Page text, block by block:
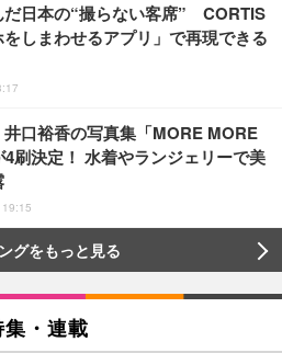
だ日本の“撮らない客席” CORTIS
しまわせるアプリ」で再現できる
口裕香の写真集「MORE MORE
刷決定！ 水着やランジェリーで美
グをもっと見る
集・連載